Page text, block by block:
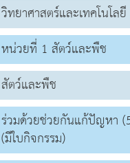
วิทยาศาสตร์และเทคโนโลยี
หน่วยที่ 1 สัตว์และพืช
สัตว์และพืช
ร่วมด้วยช่วยกันแก้ปัญหา
(มีใบกิจกรรม)